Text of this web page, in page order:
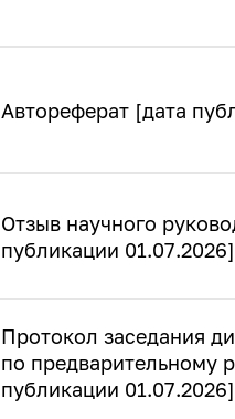
Автореферат [дата
Отзыв научного
публикации 01.07.2026]
Протокол заседания
по предварительному
публикации 01.07.2026]